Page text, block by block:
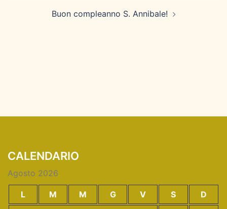
Buon compleanno S. Annibale!
CALENDARIO
Agosto 2026
L M M G V S
D